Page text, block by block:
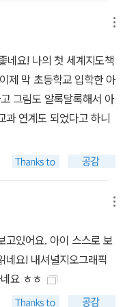
네요! 나의 첫 세계지도책
제 막 초등학교 입학한 아
그림도 알록달록해서 아
과 연계도 되었다고 하니
고있어요. 아이 스스로 보
네요! 내셔널지오그래픽
요 ㅎㅎ